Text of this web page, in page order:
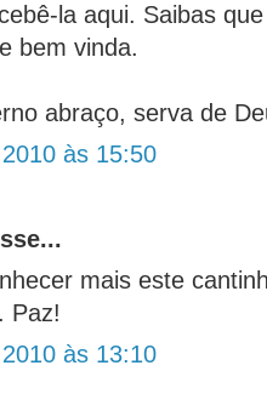
la aqui. Saibas
bem vinda.
abraço, serva de
às 15:50
mais este
Paz!
às 13:10